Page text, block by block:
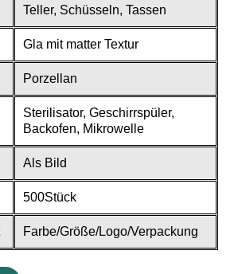
Teller, Schüsseln, Tassen
Gla mit matter Textur
Porzellan
Sterilisator, Geschirrspüler,
Backofen, Mikrowelle
Als Bild
500Stück
Farbe/Größe/Logo/Verpackung